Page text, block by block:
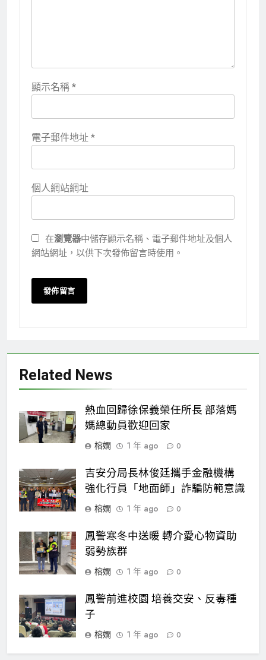
顯示名稱 *
電子郵件地址 *
個人網站網址
在瀏覽器中儲存顯示名稱、電子郵件地址及個人
網站網址，以供下次發佈留言時使用。
Related News
熱血回歸徐保義榮任所長 部落媽
媽總動員歡迎回家
榕嫻
1 年 ago 0
吉安分局長林俊廷攜手金融機構
強化行員「地面師」詐騙防範意識
榕嫻
1 年 ago 0
鳳警寒冬中送暖 轉介愛心物資助
弱勢族群
榕嫻
1 年 ago 0
鳳警前進校園 培養交安、反毒種
子
榕嫻
1 年 ago 0